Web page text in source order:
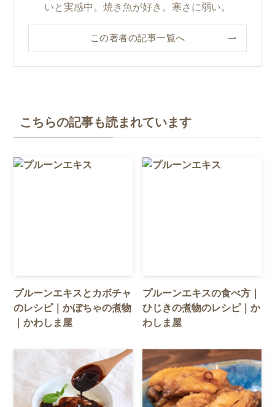
いと実感中。焼き魚が好き。寒さに弱い。
この著者の記事一覧へ
こちらの記事も読まれています
プルーンエキスとカボチャ
のレシピ｜かぼちゃの煮物
｜かわしま屋
プルーンエキスの食べ方｜
ひじきの煮物のレシピ｜か
わしま屋